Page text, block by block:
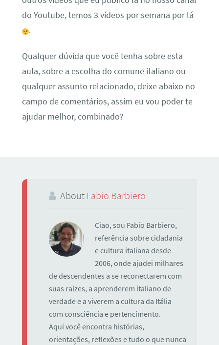
do Youtube, temos 3 vídeos por semana por lá
.
Qualquer dúvida que você tenha sobre esta
aula, sobre a escolha do comune italiano ou
qualquer assunto relacionado, deixe abaixo no
campo de comentários, assim eu vou poder te
ajudar melhor, combinado?
About Fabio Barbiero
Ciao, sou Fabio Barbiero,
referência sobre cidadania
e cultura italiana desde
2006, onde ajudei milhares
de descendentes a se reconectarem com
suas raízes, a aprenderem italiano de
verdade e a viverem a cultura da Itália
com consciência e pertencimento.
Aqui você encontra histórias,
orientações, reflexões e tudo o que nunca